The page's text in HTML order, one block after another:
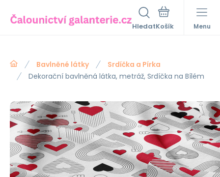
Hledat Menu
Bavlněné látky
Srdíčka a Pírka
Dekorační bavlněná látka, metráž, Srdíčka na Bílém